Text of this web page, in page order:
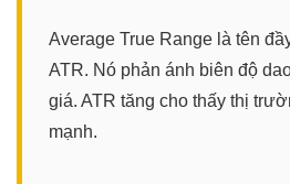
Average True Range là tên
ATR. Nó phản ánh biên độ
giá. ATR tăng cho thấy thị
mạnh.